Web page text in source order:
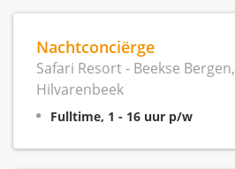
Nachtconciërge
Safari Resort - Beekse Bergen,
Hilvarenbeek
Fulltime, 1 - 16 uur p/w